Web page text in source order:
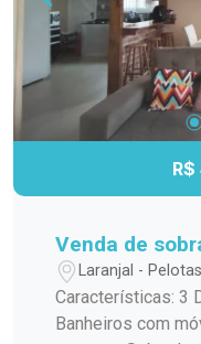
Venda de
Laranjal -
Características: 3 Dormitórios (um com sacada) 2
Banheiros com